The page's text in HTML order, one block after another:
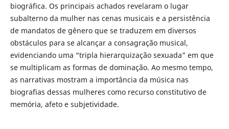
biográfica. Os principais achados revelaram o lugar
subalterno da mulher nas cenas musicais e a persistência
de mandatos de gênero que se traduzem em diversos
obstáculos para se alcançar a consagração musical,
evidenciando uma “tripla hierarquização sexuada” em que
se multiplicam as formas de dominação. Ao mesmo tempo,
as narrativas mostram a importância da música nas
biografias dessas mulheres como recurso constitutivo de
memória, afeto e subjetividade.